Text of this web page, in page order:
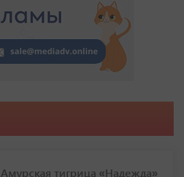
Амурская тигрица «Надежда»